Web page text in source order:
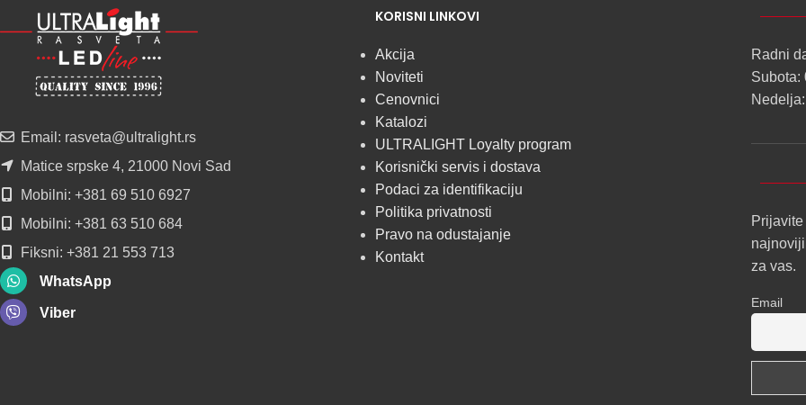
LED
SIJALICA
u regionu
POGLEDAJ
Email: rasveta@ultralight.rs
Matice srpske 4, 21000 Novi Sad
Mobilni: +381 69 510 6927
Mobilni: +381 63 510 684
Fiksni: +381 21 553 713
WhatsApp
Viber
KORISNI LINKOVI
Akcija
Noviteti
Cenovnici
Katalozi
ULTRALIGHT Loyalty program
Korisnički servis i dostava
Podaci za identifikaciju
Politika privatnosti
Pravo na odustajanje
Kontakt
Radni
Subota:
za vas.
Email